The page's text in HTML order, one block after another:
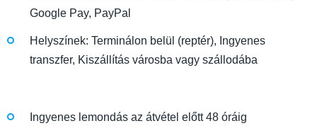
Google Pay, PayPal
Helyszínek: Terminálon belül (reptér), Ingyenes
transzfer, Kiszállítás városba vagy szállodába
Ingyenes lemondás az átvétel előtt 48 óráig